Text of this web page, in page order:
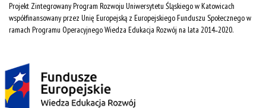
Projekt Zintegrowany Program Rozwoju Uniwersytetu Śląskiego w Katowicach
współfinansowany przez Unię Europejską z Europejskiego Funduszu Społecznego w
ramach Programu Operacyjnego Wiedza Edukacja Rozwój na lata 2014˗2020.